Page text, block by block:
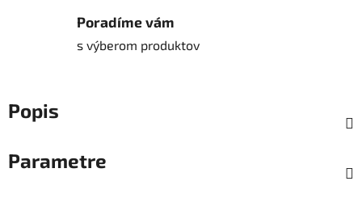
Poradíme vám
s výberom produktov
Popis
Parametre